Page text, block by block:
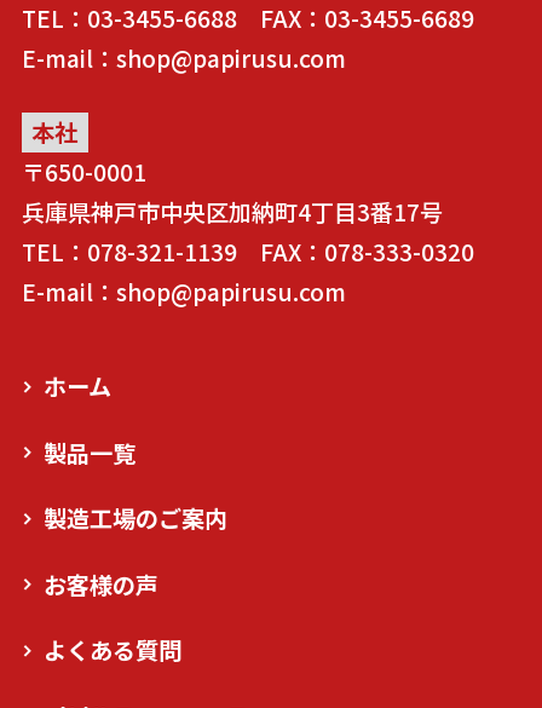
TEL：03-3455-6688 FAX：03-3455-6689
E-mail：shop@papirusu.com
本社
〒650-0001
兵庫県神戸市中央区加納町4丁目3番17号
TEL：078-321-1139 FAX：078-333-0320
E-mail：shop@papirusu.com
ホーム
製品一覧
製造工場のご案内
お客様の声
よくある質問